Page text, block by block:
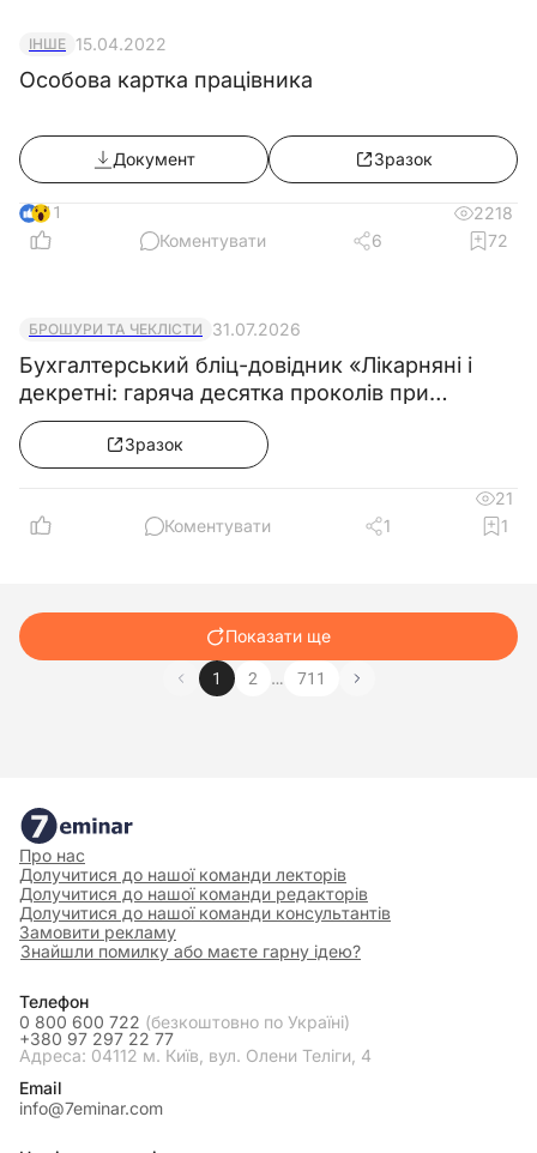
ІНШЕ 15.04.2022
Особова картка працівника
Документ Зразок
11
2218
Коментувати
6 72
БРОШУРИ ТА ЧЕКЛІСТИ 31.07.2026
Бухгалтерський бліц-довідник «Лікарняні і
декретні: гаряча десятка проколів при
розрахунку середньої зарплати»
Зразок
21
Коментувати
1 1
Показати ще
1 2 … 711
Про нас
Долучитися до нашої команди лекторів
Долучитися до нашої команди редакторів
Долучитися до нашої команди консультантів
Замовити рекламу
Знайшли помилку або маєте гарну ідею?
Телефон
0 800 600 722 (безкоштовно по Україні)
+380 97 297 22 77
Адреса: 04112 м. Київ, вул. Олени Теліги, 4
Email
info@7eminar.com